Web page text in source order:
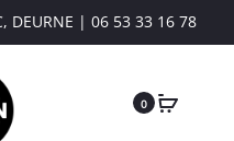
DEURNE | 06 53 33 16 78
0